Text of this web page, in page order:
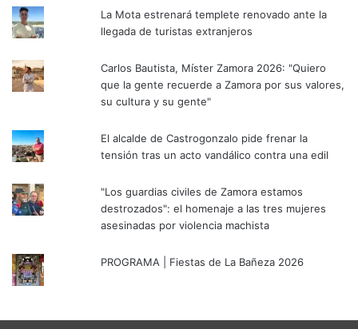
La Mota estrenará templete renovado ante la
llegada de turistas extranjeros
Carlos Bautista, Míster Zamora 2026: "Quiero
que la gente recuerde a Zamora por sus valores,
su cultura y su gente"
El alcalde de Castrogonzalo pide frenar la
tensión tras un acto vandálico contra una edil
"Los guardias civiles de Zamora estamos
destrozados": el homenaje a las tres mujeres
asesinadas por violencia machista
PROGRAMA | Fiestas de La Bañeza 2026